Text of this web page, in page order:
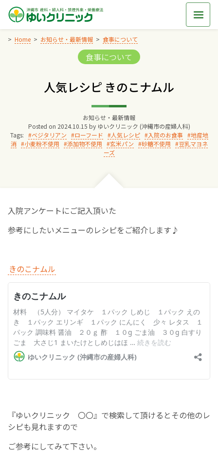
Skip
content
Home お知らせ・最新情報 食事について
Categories:
食事について
人気レシピ きのこナムル
お知らせ・最新情報
Posted on 2024.10.15 by ゆいクリニック (沖縄市の産婦人科)
Tags:
ベジタリアン ローフード 人気レシピ 入院のお食事
地産地
消
小麦粉不使用 添加物不使用 玄米パン 砂糖不使用
豆乳マヨネ
ーズ
入院アンケートにご記入頂いた
参考にしたいメニューのレシピをご紹介します♪
きのこナムル
『ゆいクリニック 〇〇』で検索して頂けるとその他のレ
シピも見れますので
ご参考にしてみて下さい。
院長からのごあいさつ
ゆいクリニックの経営理念
診療料金
妊婦健診
お産について
予防接種
その他の診療内容